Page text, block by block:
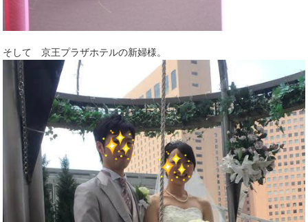
そして 京王プラザホテルの新婦様。